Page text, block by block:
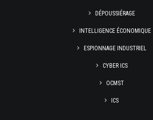
DÉPOUSSIÉRAGE
INTELLIGENCE ÉCONOMIQUE
ESPIONNAGE INDUSTRIEL
CYBER ICS
OCMST
ICS